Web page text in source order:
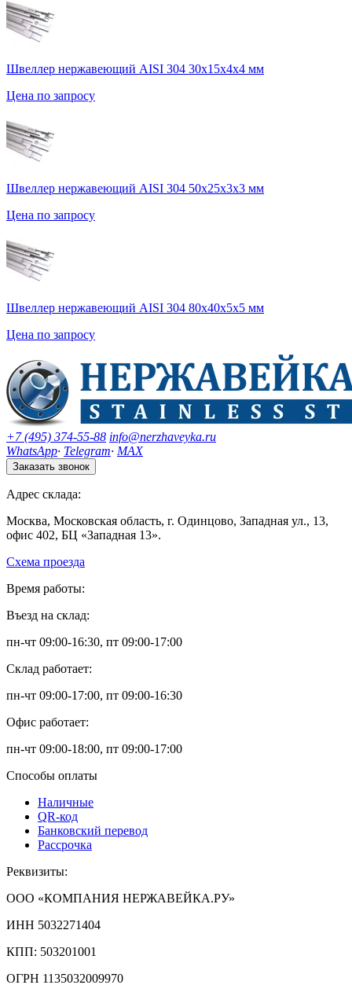
Швеллер нержавеющий AISI 304 30х15х4х4 мм
Цена по запросу
Швеллер нержавеющий AISI 304 50х25х3х3 мм
Цена по запросу
Швеллер нержавеющий AISI 304 80х40х5х5 мм
Цена по запросу
+7 (495) 374-55-88 info@nerzhaveyka.ru
WhatsApp· Telegram· MAX
Заказать звонок
Адрес склада:
Москва, Московская область, г. Одинцово, Западная ул., 13,
офис 402, БЦ «Западная 13».
Схема проезда
Время работы:
Въезд на склад:
пн-чт 09:00-16:30, пт 09:00-17:00
Склад работает:
пн-чт 09:00-17:00, пт 09:00-16:30
Офис работает:
пн-чт 09:00-18:00, пт 09:00-17:00
Способы оплаты
Наличные
QR-код
Банковский перевод
Рассрочка
Реквизиты:
ООО «КОМПАНИЯ НЕРЖАВЕЙКА.РУ»
ИНН 5032271404
КПП: 503201001
ОГРН 1135032009970